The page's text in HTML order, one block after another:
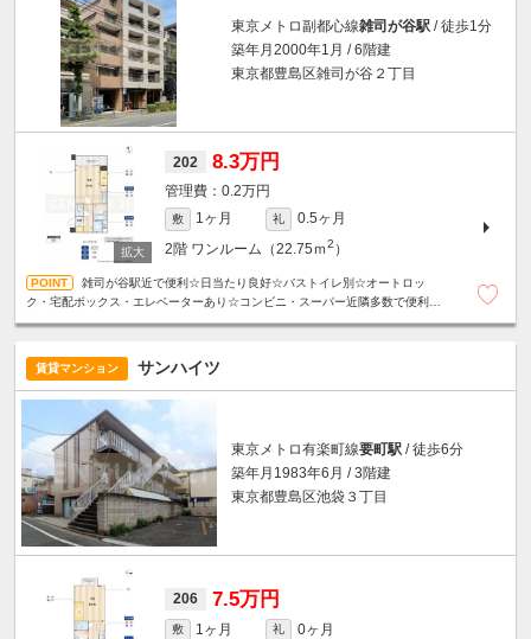
東京メトロ副都心線雑司が谷駅 / 徒歩1分
築年月2000年1月 / 6階建
東京都豊島区雑司が谷２丁目
202 8.3万円
0.2万円
敷 1ヶ月 礼
0.5ヶ月
2階 ワンルーム（22.75ｍ2 ）
雑司が谷駅近で便利☆日当たり良好☆バストイレ別☆オートロッ
ク・宅配ボックス・エレベーターあり☆コンビニ・スーパー近隣多数で便利な
賃貸マンション サンハイツ
東京メトロ有楽町線要町駅 / 徒歩6分
築年月1983年6月 / 3階建
東京都豊島区池袋３丁目
206 7.5万円
敷 1ヶ月 礼 0ヶ月